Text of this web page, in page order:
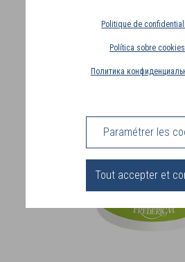
Politique de
Política sobre cookies
Политика
Paramétrer les
Tout accepter et